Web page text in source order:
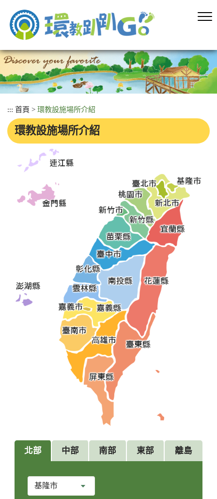
容
塊
::: 首頁 > 環教設施場所介紹
環教設施場所介紹
北部 中部 南部 東部 離島
縣